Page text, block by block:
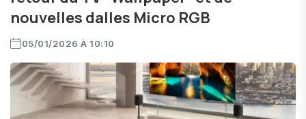
nouvelles dalles Micro RGB
05/01/2026 À 10:10